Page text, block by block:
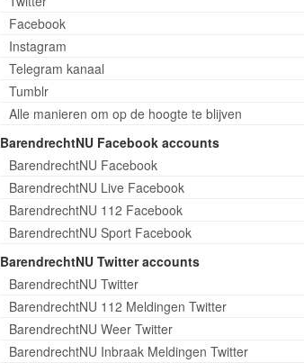
Facebook
Instagram
Telegram kanaal
Tumblr
Alle manieren om op de hoogte te blijven
BarendrechtNU Facebook accounts
BarendrechtNU Facebook
BarendrechtNU Live Facebook
BarendrechtNU 112 Facebook
BarendrechtNU Sport Facebook
BarendrechtNU Twitter accounts
BarendrechtNU Twitter
BarendrechtNU 112 Meldingen Twitter
BarendrechtNU Weer Twitter
BarendrechtNU Inbraak Meldingen Twitter